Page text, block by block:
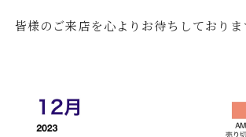
皆様のご来店を心よりお待ちしておりま